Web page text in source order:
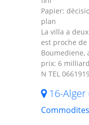
Papier:
plan
La villa a
est proche de
Boumediene,
prix: 6
N TEL
16-Alger